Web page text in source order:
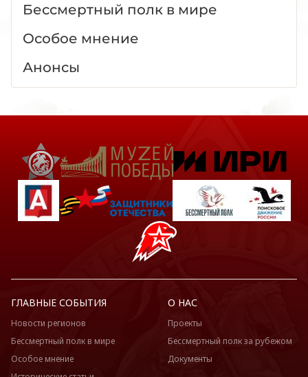
Бессмертный полк в мире
Особое мнение
Анонсы
ГЛАВНЫЕ СОБЫТИЯ
Новости регионов
Бессмертный полк в мире
Особое мнение
О НАС
Проекты
Бессмертный полк за рубежом
Документы